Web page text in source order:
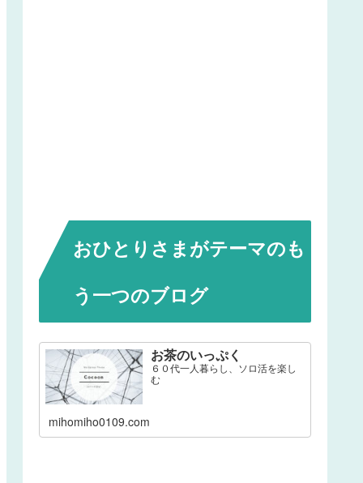
おひとりさまがテーマのも
う一つのブログ
お茶のいっぷく
６０代一人暮らし、ソロ活を楽し
む
mihomiho0109.com